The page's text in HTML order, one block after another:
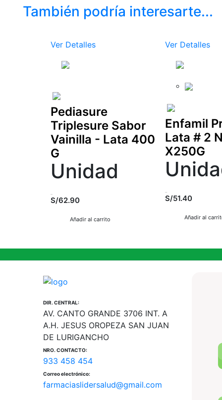
También podría interesarte...
Ver Detalles
Pediasure
Triplesure Sabor
Vainilla - Lata 400
G
Unidad
S/62.90
Añadir al carrito
Ver Detalles
Enfamil
Lata # 2
X250G
S/51.40
Añadir al
DIR. CENTRAL:
AV. CANTO GRANDE 3706 INT. A
A.H. JESUS OROPEZA SAN JUAN
DE LURIGANCHO
NRO. CONTACTO:
933 458 454
Correo electrónico:
farmaciaslidersalud@gmail.com